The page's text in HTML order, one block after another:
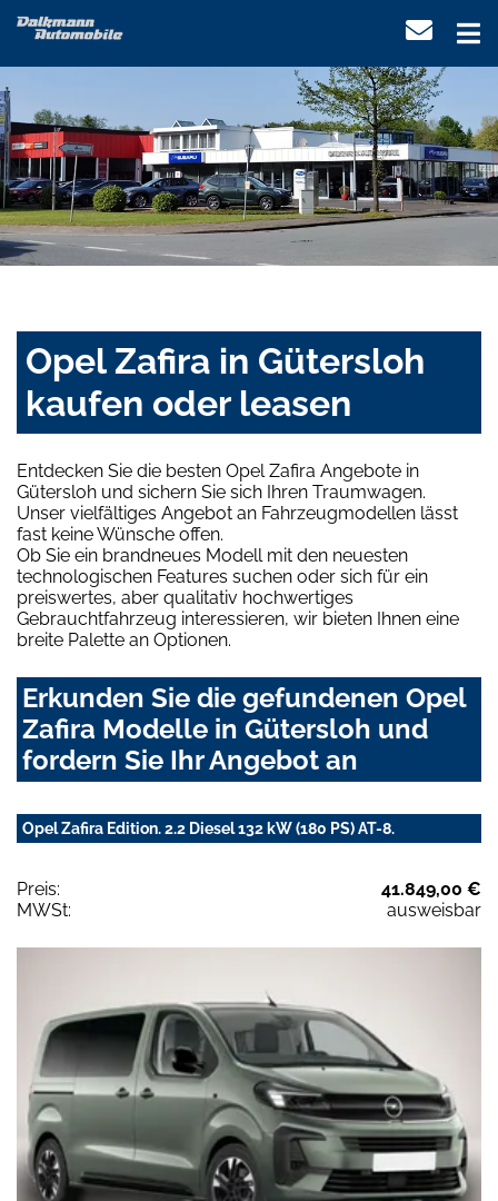
Opel Zafira in Gütersloh
kaufen oder leasen
Entdecken Sie die besten Opel Zafira Angebote in
Gütersloh und sichern Sie sich Ihren Traumwagen.
Unser vielfältiges Angebot an Fahrzeugmodellen lässt
fast keine Wünsche offen.
Ob Sie ein brandneues Modell mit den neuesten
technologischen Features suchen oder sich für ein
preiswertes, aber qualitativ hochwertiges
Gebrauchtfahrzeug interessieren, wir bieten Ihnen eine
breite Palette an Optionen.
Erkunden Sie die gefundenen Opel
Zafira Modelle in Gütersloh und
fordern Sie Ihr Angebot an
Opel Zafira Edition. 2.2 Diesel 132 kW (180 PS) AT-8.
Preis:
41.849,00 €
MWSt:
ausweisbar